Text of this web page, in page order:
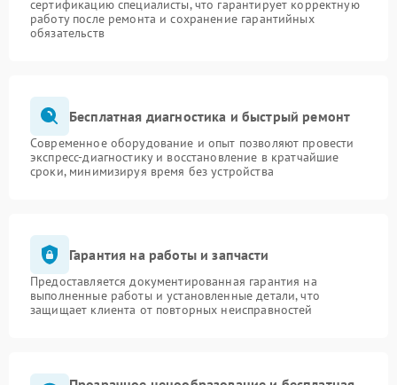
сертификацию специалисты, что гарантирует корректную
работу после ремонта и сохранение гарантийных
обязательств
Бесплатная диагностика и быстрый ремонт
Современное оборудование и опыт позволяют провести
экспресс-диагностику и восстановление в кратчайшие
сроки, минимизируя время без устройства
Гарантия на работы и запчасти
Предоставляется документированная гарантия на
выполненные работы и установленные детали, что
защищает клиента от повторных неисправностей